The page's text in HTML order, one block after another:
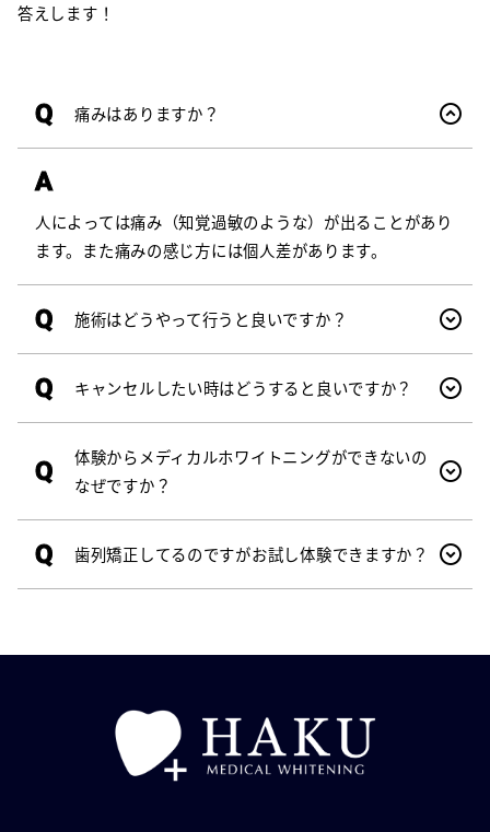
答えします！
Q 痛みはありますか？
A
人によっては痛み（知覚過敏のような）が出ることがあり
ます。また痛みの感じ方には個人差があります。
Q 施術はどうやって行うと良いですか？
Q キャンセルしたい時はどうすると良いですか？
Q
体験からメディカルホワイトニングができないの
なぜですか？
Q 歯列矯正してるのですがお試し体験できますか？